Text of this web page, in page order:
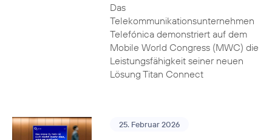
Das
Telekommunikationsunternehmen
Telefónica demonstriert auf dem
Mobile World Congress (MWC) die
Leistungsfähigkeit seiner neuen
Lösung Titan Connect
25. Februar 2026